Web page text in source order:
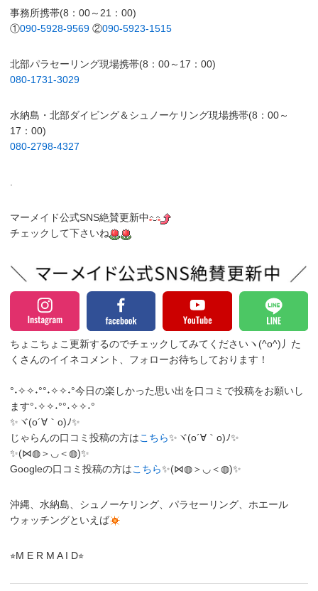
事務所携帯(8：00～21：00)
①090-5928-9569 ②090-5923-1515
北部パラセーリング現場携帯(8：00～17：00)
080-1731-3029
水納島・北部ダイビング＆シュノーケリング現場携帯(8：00～
17：00)
080-2798-4327
.
マーメイド公式SNS絶賛更新中
チェックして下さいね
ちょこちょこ更新するのでチェックしてみてくださいヽ(^o^)丿 た
くさんのイイネコメント、フォローお待ちしております！
°˖✧✧˖°°˖✧✧˖°今日の楽しかった思い出を口コミで投稿をお願いし
ます°˖✧✧˖°°˖✧✧˖°
✨ヾ(o´∀｀o)ﾉ✨
じゃらんの口コミ投稿の方はこちら✨ヾ(o´∀｀o)ﾉ✨
✨(⋈◍＞◡＜◍)✨
Googleの口コミ投稿の方はこちら✨(⋈◍＞◡＜◍)✨
沖縄、水納島、シュノーケリング、パラセーリング、ホエール
ウォッチングといえば
⭐︎M E R M A I D⭐︎